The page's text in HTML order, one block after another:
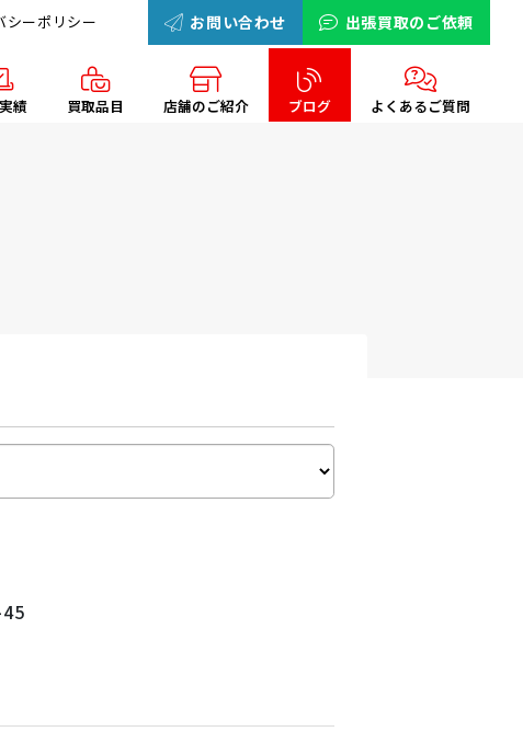
お問い合わせ 出張買取のご依頼
シーポリシー
績 買取品目 店舗のご紹介 ブログ よくあるご質問